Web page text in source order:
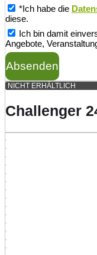
*Ich habe die
diese.
Ich bin damit
Angebote,
Absenden
NICHT ERHÄLTLICH
Challenger